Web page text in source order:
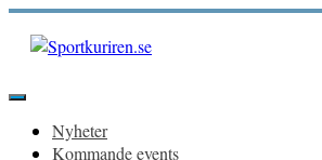
Hoppa
innehåll
Primär
Nyheter
Kommande events